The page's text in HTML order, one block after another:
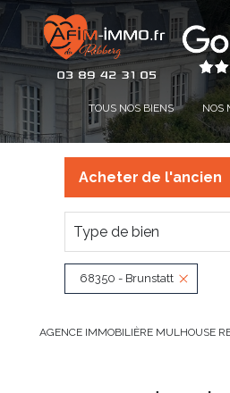
TOUS NOS BIENS NOS
Acheter de l'ancien
De l'ancien
De l'immo pro
Type de bien
68350 - Brunstatt
AGENCE IMMOBILIÈRE MULHOUSE